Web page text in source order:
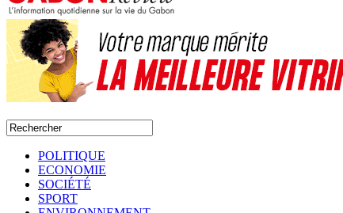
POLITIQUE
ECONOMIE
SOCIÉTÉ
SPORT